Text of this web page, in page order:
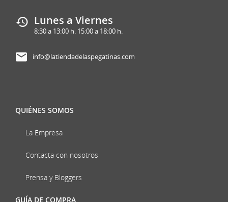
Lunes a Viernes
8:30 a 13:00 h. 15:00 a 18:00 h.
info@latiendadelaspegatinas.com
QUIÉNES SOMOS
La Empresa
Contacta con nosotros
Prensa y Bloggers
GUÍA DE COMPRA